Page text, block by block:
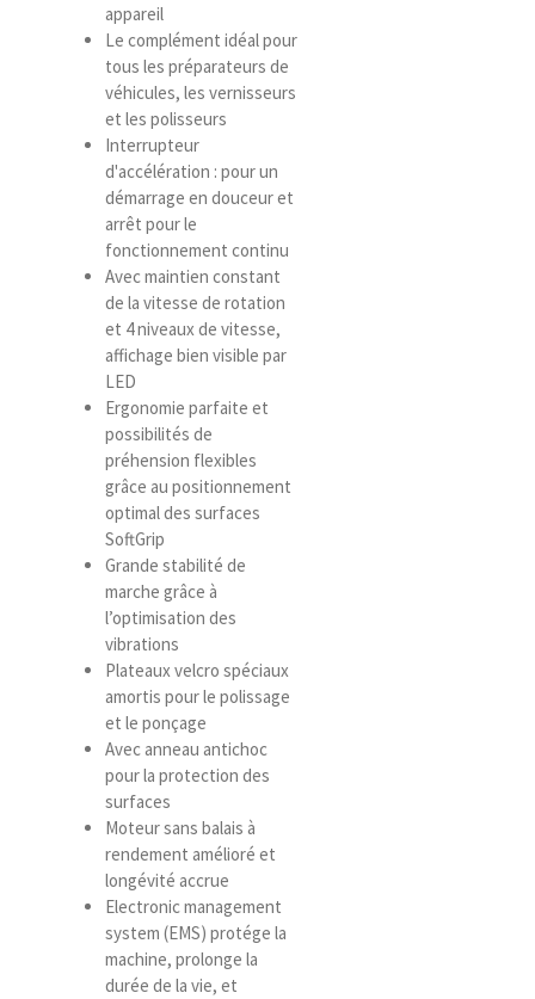
appareil
Le complément idéal pour
tous les préparateurs de
véhicules, les vernisseurs
et les polisseurs
Interrupteur
d'accélération : pour un
démarrage en douceur et
arrêt pour le
fonctionnement continu
Avec maintien constant
de la vitesse de rotation
et 4 niveaux de vitesse,
affichage bien visible par
LED
Ergonomie parfaite et
possibilités de
préhension flexibles
grâce au positionnement
optimal des surfaces
SoftGrip
Grande stabilité de
marche grâce à
l’optimisation des
vibrations
Plateaux velcro spéciaux
amortis pour le polissage
et le ponçage
Avec anneau antichoc
pour la protection des
surfaces
Moteur sans balais à
rendement amélioré et
longévité accrue
Electronic management
system (EMS) protége la
machine, prolonge la
durée de la vie, et